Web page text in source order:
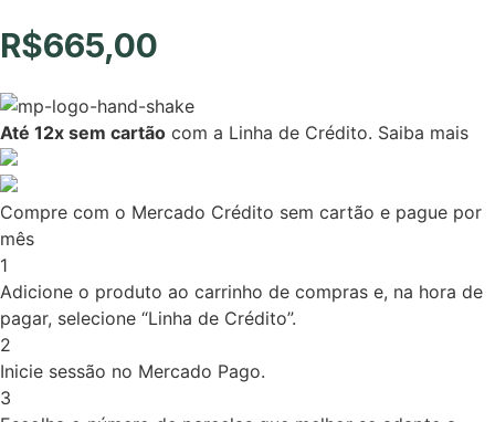
R$665,00
Até 12x sem cartão com a Linha de Crédito. Saiba mais
Compre com o Mercado Crédito sem cartão e pague por
mês
1
Adicione o produto ao carrinho de compras e, na hora de
pagar, selecione “Linha de Crédito”.
2
Inicie sessão no Mercado Pago.
3